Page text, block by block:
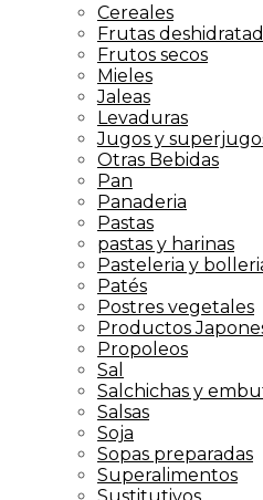
Cereales
Frutas
Frutos secos
Mieles
Jaleas
Levaduras
Jugos y
Otras Bebidas
Pan
Panaderia
Pastas
pastas y harinas
Pasteleria y
Patés
Postres vegetales
Productos
Propoleos
Sal
Salchichas y
Salsas
Soja
Sopas preparadas
Superalimentos